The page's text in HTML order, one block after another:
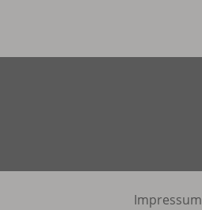
Impressum